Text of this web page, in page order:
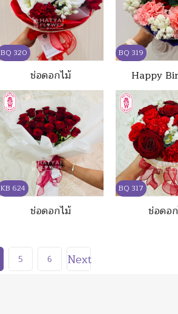
BQ 320
ช่อดอกไม้
BQ 319
Happy
KB 624
ช่อดอกไม้
BQ 317
ช่อดอ
5 6 Next